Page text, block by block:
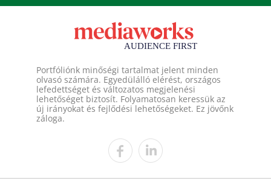
Portfóliónk minőségi tartalmat jelent minden
olvasó számára. Egyedülálló elérést, országos
lefedettséget és változatos megjelenési
lehetőséget biztosít. Folyamatosan keressük az
új irányokat és fejlődési lehetőségeket. Ez jövőnk
záloga.